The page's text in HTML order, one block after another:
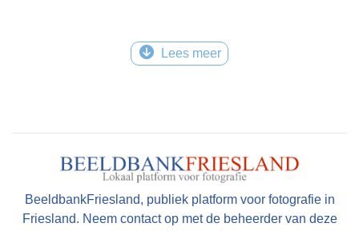
Lees meer
BeeldbankFriesland, publiek platform voor fotografie in
Friesland. Neem contact op met de beheerder van deze